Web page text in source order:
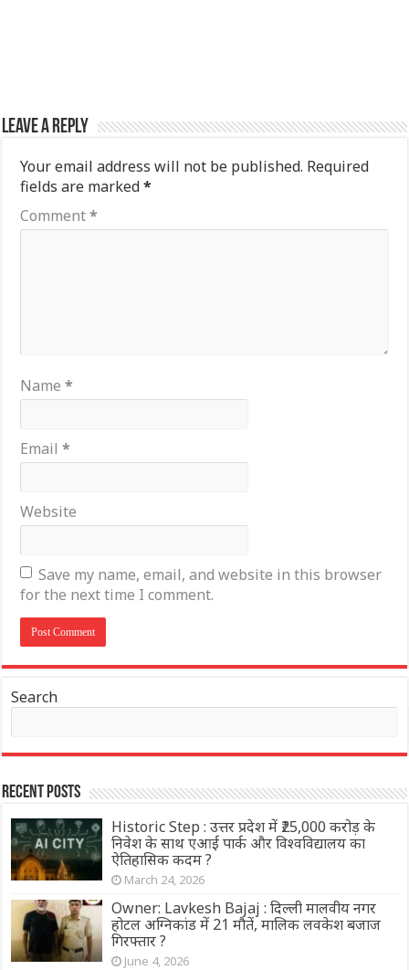
Leave a Reply
Your email address will not be published. Required
fields are marked*
Comment*
Name*
Email*
Website
Save my name, email, and website in this browser
for the next time I comment.
Search
Recent Posts
Historic Step : उत्तर प्रदेश में ₹25,000 करोड़ के
निवेश के साथ एआई पार्क और विश्वविद्यालय का
ऐतिहासिक कदम ?
March 24, 2026
Owner: Lavkesh Bajaj : दिल्ली मालवीय नगर
होटल अग्निकांड में 21 मौतें, मालिक लवकेश बजाज
गिरफ्तार ?
June 4, 2026